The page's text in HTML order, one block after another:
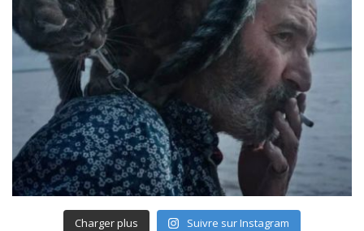
Charger plus Suivre sur Instagram